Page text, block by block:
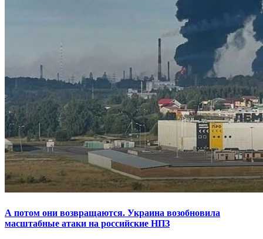
А потом они возвращаются. Украина возобновила
масштабные атаки на российские НПЗ